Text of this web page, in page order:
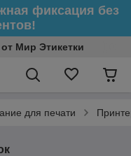
фиксация без
Мир Этикетки
для печати